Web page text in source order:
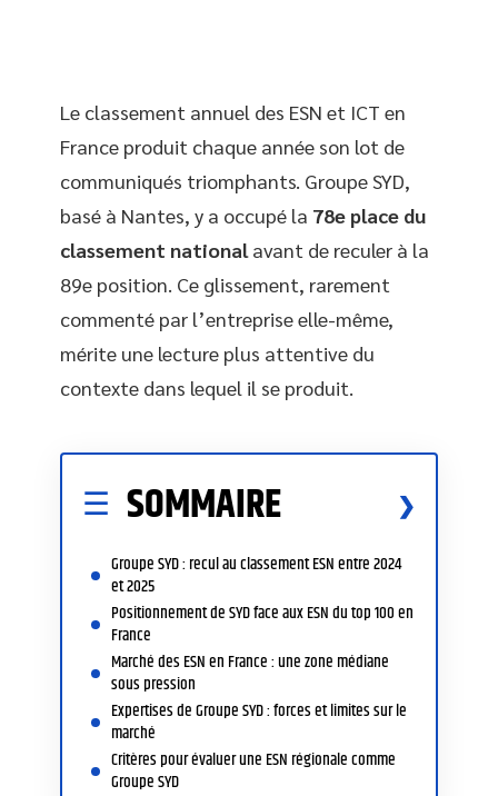
Le classement annuel des ESN et ICT en
France produit chaque année son lot de
communiqués triomphants. Groupe SYD,
basé à Nantes, y a occupé la 78e place du
classement nationalavant de reculer à la
89e position. Ce glissement, rarement
commenté par l’entreprise elle-même,
mérite une lecture plus attentive du
contexte dans lequel il se produit.
SOMMAIRE
Groupe SYD : recul au classement ESN entre 2024
et 2025
Positionnement de SYD face aux ESN du top 100 en
France
Marché des ESN en France : une zone médiane
sous pression
Expertises de Groupe SYD : forces et limites sur le
marché
Critères pour évaluer une ESN régionale comme
Groupe SYD